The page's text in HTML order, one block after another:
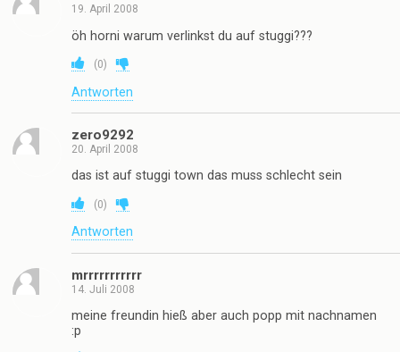
19. April 2008
öh horni warum verlinkst du auf stuggi???
(0)
Antworten
zero9292
20. April 2008
das ist auf stuggi town das muss schlecht sein
(0)
Antworten
mrrrrrrrrrrr
14. Juli 2008
meine freundin hieß aber auch popp mit nachnamen
:p